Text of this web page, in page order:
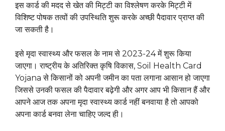
इस कार्ड की मदद से खेत की मिट्टी का विश्लेषण करके मिट्टी में
विशिष्ट पोषक तत्वों की उपस्थिति शुरू करके अच्छी पैदावार प्राप्त की
जा सकती है।
इसे मृदा स्वास्थ्य और फसल के नाम से 2023-24 में शुरू किया
जाएगा। राष्ट्रीय के अतिरिक्त कृषि विकास, Soil Health Card
Yojana से किसानों को अपनी जमीन का पता लगाना आसान हो जाएगा
जिससे उनकी फसल की पैदावार बढ़ेगी और अगर आप भी किसान हैं और
आपने आज तक अपना मृदा स्वास्थ्य कार्ड नहीं बनवाया है तो आपको
अपना कार्ड बनवा लेना चाहिए जल्द ही।